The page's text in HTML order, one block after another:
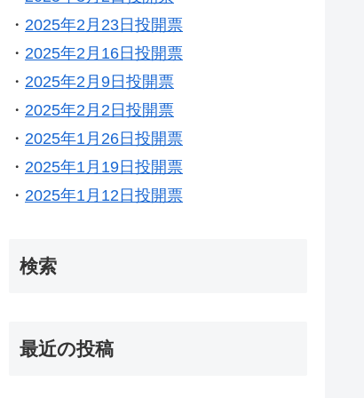
・ 2025年2月23日投開票
・ 2025年2月16日投開票
・ 2025年2月9日投開票
・ 2025年2月2日投開票
・ 2025年1月26日投開票
・ 2025年1月19日投開票
・ 2025年1月12日投開票
検索
最近の投稿